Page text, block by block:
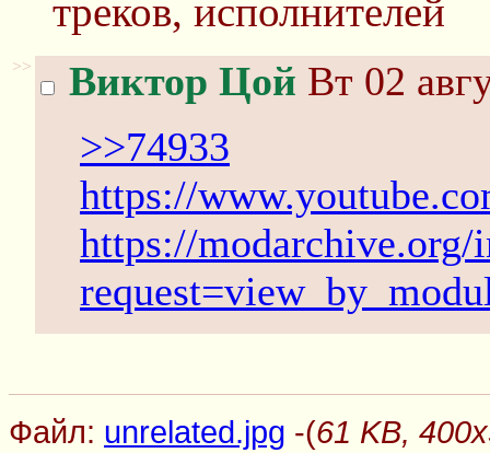
треков, исполнителей
>> Виктор Цой Вт 02
>>74933
https://
https://modarchive.org/
Файл: unrelated.jpg -(61 KB,